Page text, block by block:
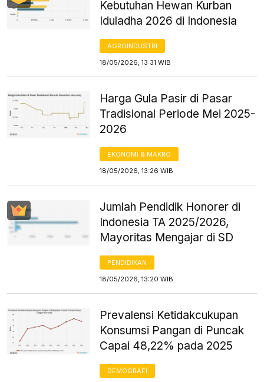
Kebutuhan Hewan Kurban
Iduladha 2026 di Indonesia
AGROINDUSTRI
18/05/2026, 13:31 WIB
Harga Gula Pasir di Pasar
Tradisional Periode Mei 2025-
2026
EKONOMI & MAKRO
18/05/2026, 13:26 WIB
Jumlah Pendidik Honorer di
Indonesia TA 2025/2026,
Mayoritas Mengajar di SD
PENDIDIKAN
18/05/2026, 13:20 WIB
Prevalensi Ketidakcukupan
Konsumsi Pangan di Puncak
Capai 48,22% pada 2025
DEMOGRAFI